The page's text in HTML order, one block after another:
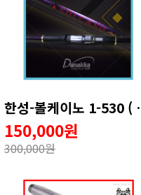
한성-볼
150,000원
300,000원